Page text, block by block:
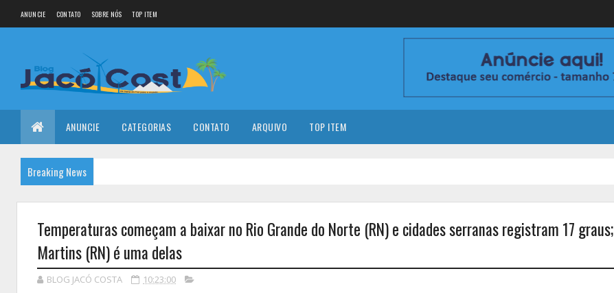
ANUNCIE CONTATO SOBRE NÓS TOP ITEM
ANUNCIE CATEGORIAS CONTATO ARQUIVO TOP ITEM
Breaking News
Temperaturas começam a baixar no Rio Grande do Norte (RN) e cidades serranas registram 17 graus;
Martins (RN) é uma delas
BLOG JACÓ COSTA 10:23:00